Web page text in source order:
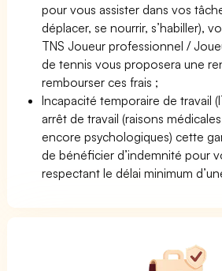
pour vous assister dans vos
déplacer, se nourrir, s’habiller),
TNS Joueur professionnel /
de tennis vous proposera une
rembourser ces frais ;
Incapacité temporaire de travail
arrêt de travail (raisons
encore psychologiques) cette
de bénéficier d’indemnité pour
respectant le délai minimum